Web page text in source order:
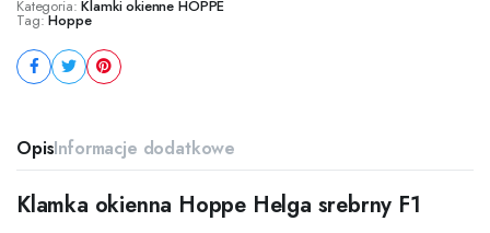
Kategoria: Klamki okienne HOPPE
Tag: Hoppe
OpisInformacje dodatkowe
Klamka okienna Hoppe Helga srebrny F1